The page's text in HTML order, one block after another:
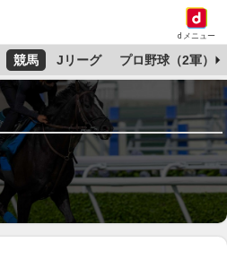
dメニュー
競馬 Jリーグ プロ野球（2軍）